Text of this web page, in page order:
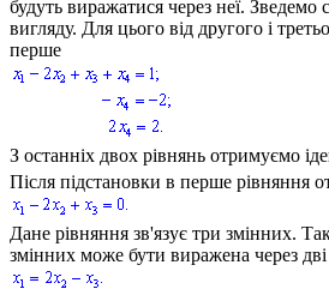
будуть виражатися через неї. Зведемо
вигляду. Для цього від другого і
перше
З останніх двох рівнянь отримуємо
Після підстановки в перше рівняння
Дане рівняння зв'язує три змінних.
змінних може бути виражена через